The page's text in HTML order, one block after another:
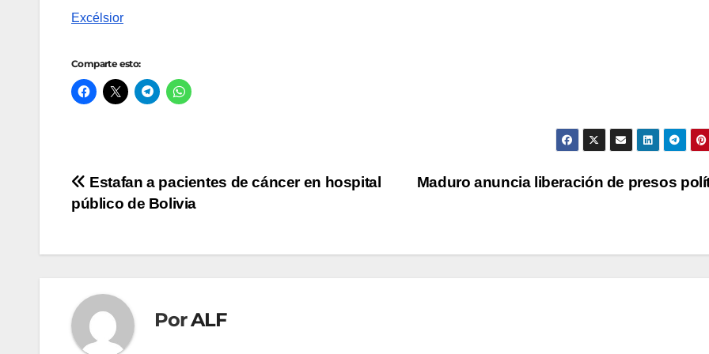
Excélsior
Comparte esto:
Navegación
de
entradas
Maduro anuncia liberación de presos
Estafan a pacientes de cáncer en hospital
público de Bolivia
PorALF